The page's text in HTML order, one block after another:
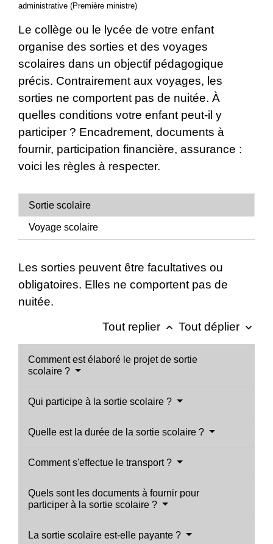
administrative (Première ministre)
Le collège ou le lycée de votre enfant
organise des sorties et des voyages
scolaires dans un objectif pédagogique
précis. Contrairement aux voyages, les
sorties ne comportent pas de nuitée. À
quelles conditions votre enfant peut-il y
participer ? Encadrement, documents à
fournir, participation financière, assurance :
voici les règles à respecter.
Sortie scolaire
Voyage scolaire
Les sorties peuvent être facultatives ou
obligatoires. Elles ne comportent pas de
nuitée.
Tout replier keyboard_arrow_up Tout déplier keyboard_arrow_down
Comment est élaboré le projet de sortie
scolaire ?
Qui participe à la sortie scolaire ?
Quelle est la durée de la sortie scolaire ?
Comment s'effectue le transport ?
Quels sont les documents à fournir pour
participer à la sortie scolaire ?
La sortie scolaire est-elle payante ?